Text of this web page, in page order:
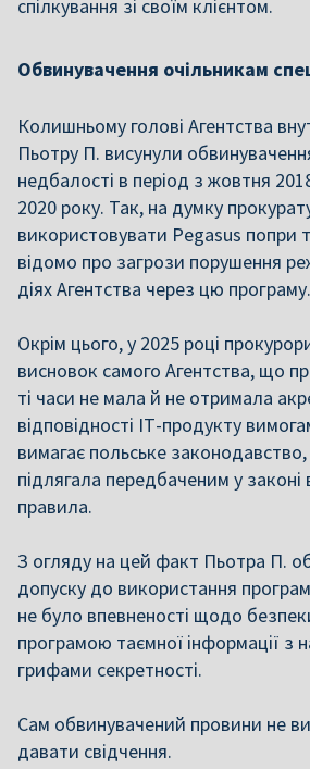
спілкування зі своїм клієнтом.
Обвинувачення очільникам
Колишньому голові Агентства
Пьотру П. висунули
недбалості в період з жовтня
2020 року. Так, на думку
використовувати Pegasus попри
відомо про загрози порушення
діях Агентства через цю програму.
Окрім цього, у 2025 році
висновок самого Агентства, що
ті часи не мала й не отримала
відповідності ІТ-продукту
вимагає польське законодавство,
підлягала передбаченим у законі
правила.
З огляду на цей факт Пьотра П.
допуску до використання
не було впевненості щодо
програмою таємної інформації з
грифами секретності.
Сам обвинувачений провини не
давати свідчення.